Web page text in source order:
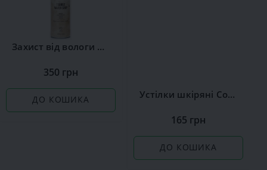
Захист від вологи Сoccine
350 грн
ДО КОШИКА Устілки шкіряні Coccine Leather on Latex
165 грн
ДО КОШИКА